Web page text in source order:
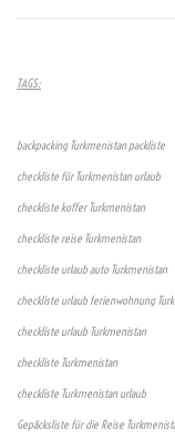
TAGS:
backpacking Turkmenistan packliste
checkliste für Turkmenistan urlaub
checkliste koffer Turkmenistan
checkliste reise Turkmenistan
checkliste urlaub auto Turkmenistan
checkliste urlaub ferienwohnung
checkliste urlaub Turkmenistan
checkliste Turkmenistan
checkliste Turkmenistan urlaub
Gepäcksliste für die Reise